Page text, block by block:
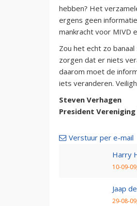
hebben? Het
ergens geen
mankracht voor MIVD
Zou het echt zo
zorgen dat er niets
daarom moet de
iets veranderen.
Steven Verhagen
President
Verstuur per e-mail
Harry
10-09-
Jaap
29-08-